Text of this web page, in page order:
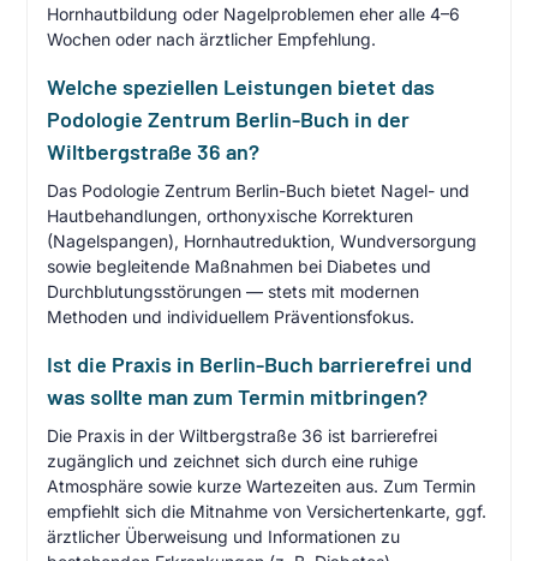
Hornhautbildung oder Nagelproblemen eher alle 4–6
Wochen oder nach ärztlicher Empfehlung.
Welche speziellen Leistungen bietet das
Podologie Zentrum Berlin-Buch in der
Wiltbergstraße 36 an?
Das Podologie Zentrum Berlin-Buch bietet Nagel- und
Hautbehandlungen, orthonyxische Korrekturen
(Nagelspangen), Hornhautreduktion, Wundversorgung
sowie begleitende Maßnahmen bei Diabetes und
Durchblutungsstörungen — stets mit modernen
Methoden und individuellem Präventionsfokus.
Ist die Praxis in Berlin-Buch barrierefrei und
was sollte man zum Termin mitbringen?
Die Praxis in der Wiltbergstraße 36 ist barrierefrei
zugänglich und zeichnet sich durch eine ruhige
Atmosphäre sowie kurze Wartezeiten aus. Zum Termin
empfiehlt sich die Mitnahme von Versichertenkarte, ggf.
ärztlicher Überweisung und Informationen zu